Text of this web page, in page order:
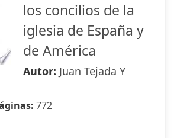
los concilios de la
iglesia de España y
de América
Autor: Juan Tejada Y
772